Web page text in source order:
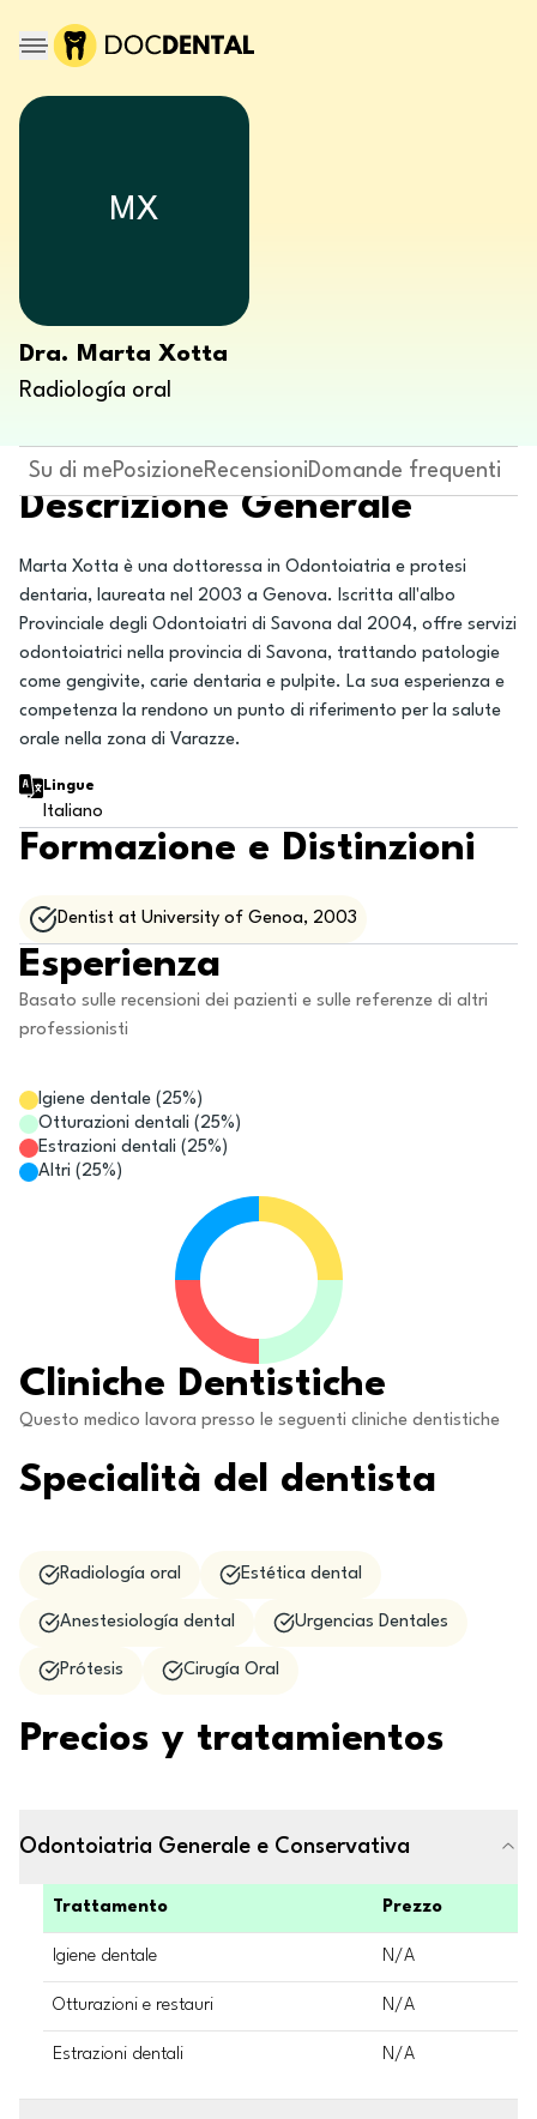
MX
Dra. Marta Xotta
Radiología oral
Su di mePosizioneRecensioniDomande frequenti
Descrizione Generale
Marta Xotta è una dottoressa in Odontoiatria e protesi
dentaria, laureata nel 2003 a Genova. Iscritta all'albo
Provinciale degli Odontoiatri di Savona dal 2004, offre servizi
odontoiatrici nella provincia di Savona, trattando patologie
come gengivite, carie dentaria e pulpite. La sua esperienza e
competenza la rendono un punto di riferimento per la salute
orale nella zona di Varazze.
Lingue
Italiano
Formazione e Distinzioni
Dentist at University of Genoa, 2003
Esperienza
Basato sulle recensioni dei pazienti e sulle referenze di altri
professionisti
Igiene dentale ( 25%)
Otturazioni dentali ( 25%)
Estrazioni dentali ( 25%)
Altri ( 25%)
Cliniche Dentistiche
Questo medico lavora presso le seguenti cliniche dentistiche
Specialità del dentista
Radiología oral Estética dental
Anestesiología dental Urgencias Dentales
Prótesis Cirugía Oral
Precios y tratamientos
Odontoiatria Generale e Conservativa
Trattamento Prezzo
Igiene dentale N/A
Otturazioni e restauri N/A
Estrazioni dentali N/A